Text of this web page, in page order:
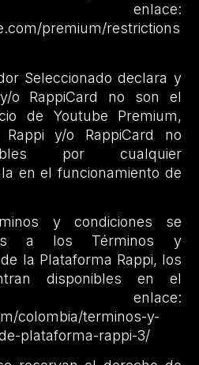
enlace:
premium/restrictions
Seleccionado declara y
o RappiCard no son el
de Youtube Premium,
Rappi y/o RappiCard no
por cualquier
en el funcionamiento de
y condiciones se
a los Términos y
la Plataforma Rappi, los
disponibles en el
enlace:
colombia/terminos-y-
plataforma-rappi-3/